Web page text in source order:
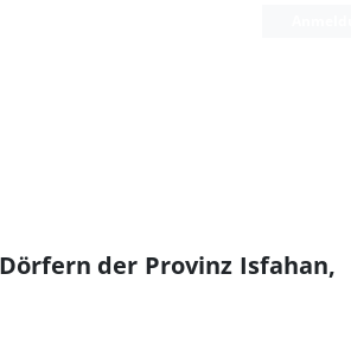
der Provinz Isfahan,